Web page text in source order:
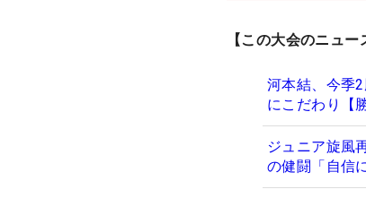
【この大会のニュー
河本結、今季
にこだわり【
ジュニア旋風
の健闘「自信